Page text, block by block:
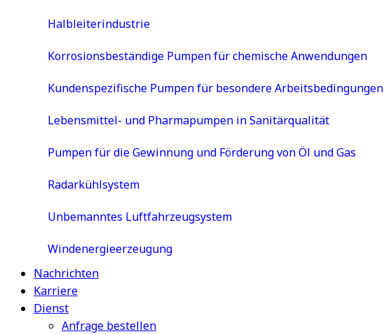
Halbleiterindustrie
Korrosionsbeständige Pumpen für chemische Anwendungen
Kundenspezifische Pumpen für besondere Arbeitsbedingungen
Lebensmittel- und Pharmapumpen in Sanitärqualität
Pumpen für die Gewinnung und Förderung von Öl und Gas
Radarkühlsystem
Unbemanntes Luftfahrzeugsystem
Windenergieerzeugung
Nachrichten
Karriere
Dienst
Anfrage bestellen